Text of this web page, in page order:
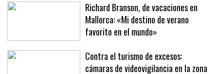
Richard Branson, de vacaciones en
Mallorca: «Mi destino de verano
favorito en el mundo»
Contra el turismo de excesos:
cámaras de videovigilancia en la zona